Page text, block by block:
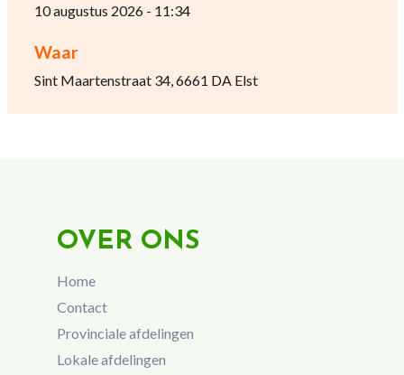
10 augustus 2026 - 11:34
Waar
Sint Maartenstraat 34, 6661 DA Elst
OVER ONS
Home
Contact
Provinciale afdelingen
Lokale afdelingen